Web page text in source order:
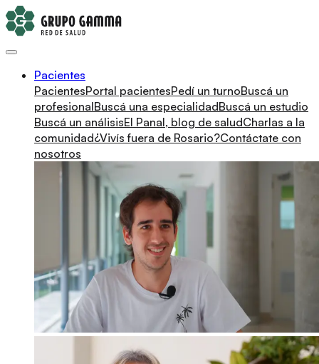
Pacientes
PacientesPortal pacientesPedí un turnoBuscá un
profesionalBuscá una especialidadBuscá un estudio
Buscá un análisisEl Panal, blog de saludCharlas a la
comunidad¿Vivís fuera de Rosario?Contáctate con
nosotros